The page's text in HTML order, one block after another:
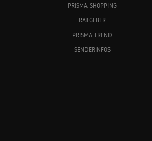
PRISMA-SHOPPING
RATGEBER
PRISMA TREND
SENDERINFOS